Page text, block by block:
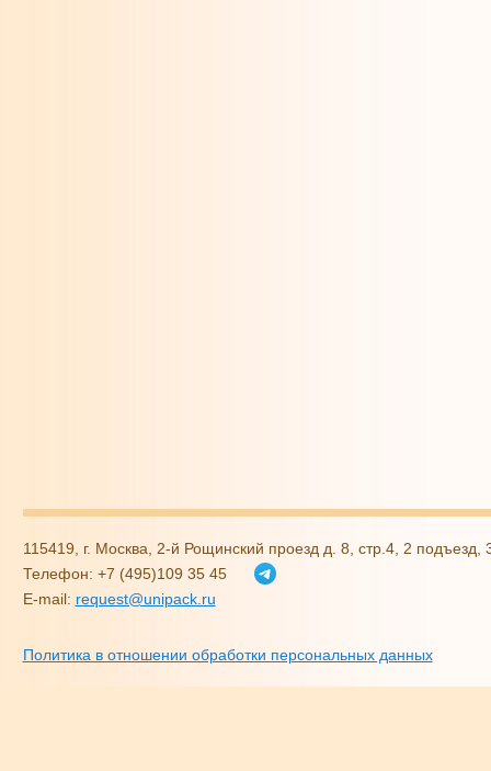
115419, г. Москва, 2-й Рощинский проезд д. 8, стр.4, 2
Телефон: +7 (495)109 35 45
E-mail: request@unipack.ru
Политика в отношении обработки персональных данных